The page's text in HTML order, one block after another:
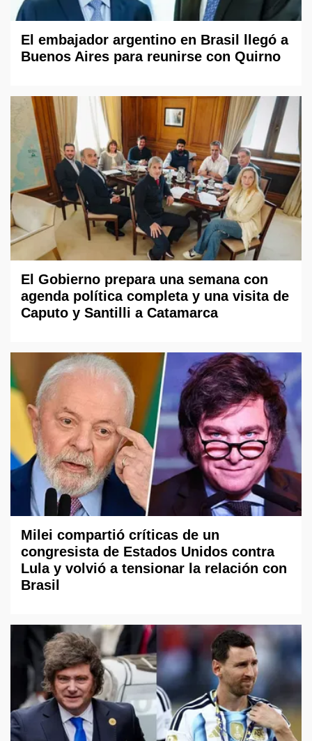
El embajador argentino en Brasil llegó a
Buenos Aires para reunirse con Quirno
El Gobierno prepara una semana con
agenda política completa y una visita de
Caputo y Santilli a Catamarca
Milei compartió críticas de un
congresista de Estados Unidos contra
Lula y volvió a tensionar la relación con
Brasil